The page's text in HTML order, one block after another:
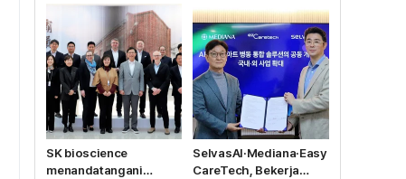
SK bioscience
menandatangani
SelvasAI·Mediana·Easy
CareTech, Bekerja